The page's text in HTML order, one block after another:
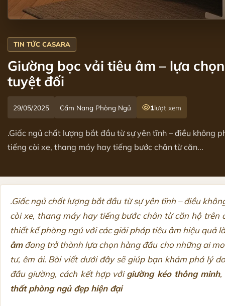
Giường bọc vải tiêu âm – lựa
tuyệt đối
29/05/2025 Cẩm Nang Phòng Ngủ 1lượt xem
.Giấc ngủ chất lượng bắt đầu từ sự yên tĩnh – điều không
tiếng còi xe, thang máy hay tiếng bước chân từ căn...
.Giấc ngủ chất lượng bắt đầu từ sự yên tĩnh – điều
còi xe, thang máy hay tiếng bước chân từ căn hộ
thiết kế phòng ngủ với các giải pháp tiêu âm hiệu quả
âmđang trở thành lựa chọn hàng đầu cho những ai
tư, êm ái. Bài viết dưới đây sẽ giúp bạn khám phá lý
đầu giường, cách kết hợp vớigiường kéo thông minh,
thất phòng ngủ đẹp hiện đại